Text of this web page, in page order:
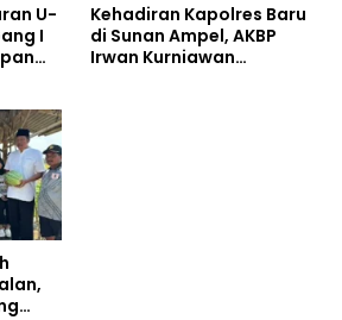
U-
I
Kehadiran Kapolres Baru
di Sunan Ampel, AKBP
Irwan Kurniawan